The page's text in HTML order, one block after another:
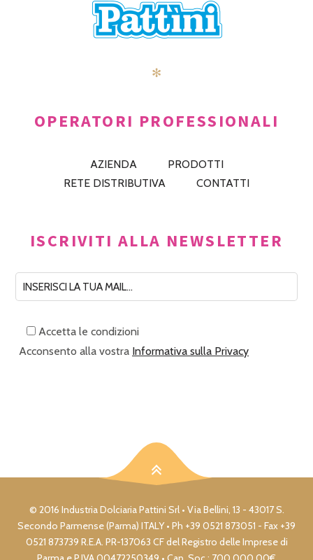
✻
OPERATORI PROFESSIONALI
AZIENDA
PRODOTTI
RETE DISTRIBUTIVA
CONTATTI
ISCRIVITI ALLA NEWSLETTER
Accetta le condizioni
Acconsento alla vostra Informativa sulla Privacy
© 2016 Industria Dolciaria Pattini Srl • Via Bellini, 13 - 43017 S.
Secondo Parmense (Parma) ITALY • Ph +39 0521 873051 - Fax +39
0521 873739 R.E.A. PR-137063 CF del Registro delle Imprese di